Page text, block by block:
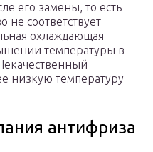
его замены, то есть
не соответствует
охлаждающая
температуры в
низкую температуру
антифриза